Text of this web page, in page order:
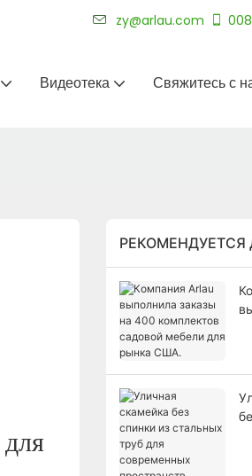
zy@arlau.com
Видеотека Свяжитесь с
РЕКОМЕНДУЕТСЯ